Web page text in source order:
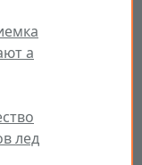
а
лед